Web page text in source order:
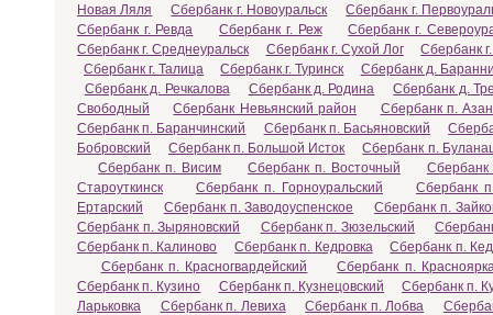
Новая Ляля
Сбербанк г. Новоуральск
Сбербанк г.
Сбербанк г. Ревда
Сбербанк г. Реж
Сбербанк г.
Сбербанк г. Среднеуральск
Сбербанк г. Сухой Лог
Сбербанк
Сбербанк г. Талица
Сбербанк г. Туринск
Сбербанк д.
Сбербанк д. Речкалова
Сбербанк д. Родина
Сбербанк д.
Свободный
Сбербанк Невьянский район
Сбербанк п.
Сбербанк п. Баранчинский
Сбербанк п. Басьяновский
Бобровский
Сбербанк п. Большой Исток
Сбербанк п.
Сбербанк п. Висим
Сбербанк п. Восточный
Сбербанк
Староуткинск
Сбербанк п. Горноуральский
Сбербанк
Ертарский
Сбербанк п. Заводоуспенское
Сбербанк п.
Сбербанк п. Зыряновский
Сбербанк п. Зюзельский
Сбербанк п. Калиново
Сбербанк п. Кедровка
Сбербанк п.
Сбербанк п. Красногвардейский
Сбербанк п.
Сбербанк п. Кузино
Сбербанк п. Кузнецовский
Сбербанк п.
Ларьковка
Сбербанк п. Левиха Сбербанк п. Лобва